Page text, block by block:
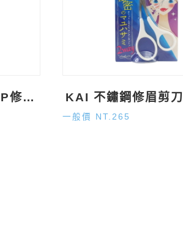
Panasonic ES2119P修眉電剪 KAI 不鏽鋼修眉剪刀
一般價 NT.265